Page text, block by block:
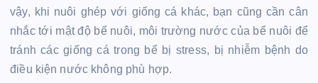
vậy, khi nuôi ghép với giống cá khác, bạn cũng cần cân
nhắc tới mật độ bể nuôi, môi trường nước của bể nuôi để
tránh các giống cá trong bể bị stress, bị nhiễm bệnh do
điều kiện nước không phù hợp.